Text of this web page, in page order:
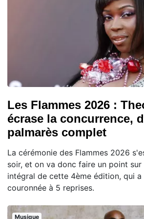
Les Flammes 2026 :
écrase la concurrence,
palmarès complet
La cérémonie des Flammes 2026
soir, et on va donc faire un point sur
intégral de cette 4ème édition, qui
couronnée à 5 reprises.
Musique